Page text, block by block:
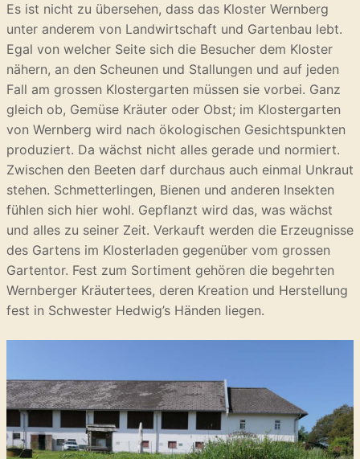
Es ist nicht zu übersehen, dass das Kloster Wernberg
unter anderem von Landwirtschaft und Gartenbau lebt.
Egal von welcher Seite sich die Besucher dem Kloster
nähern, an den Scheunen und Stallungen und auf jeden
Fall am grossen Klostergarten müssen sie vorbei. Ganz
gleich ob, Gemüse Kräuter oder Obst; im Klostergarten
von Wernberg wird nach ökologischen Gesichtspunkten
produziert. Da wächst nicht alles gerade und normiert.
Zwischen den Beeten darf durchaus auch einmal Unkraut
stehen. Schmetterlingen, Bienen und anderen Insekten
fühlen sich hier wohl. Gepflanzt wird das, was wächst
und alles zu seiner Zeit. Verkauft werden die Erzeugnisse
des Gartens im Klosterladen gegenüber vom grossen
Gartentor. Fest zum Sortiment gehören die begehrten
Wernberger Kräutertees, deren Kreation und Herstellung
fest in Schwester Hedwig’s Händen liegen.